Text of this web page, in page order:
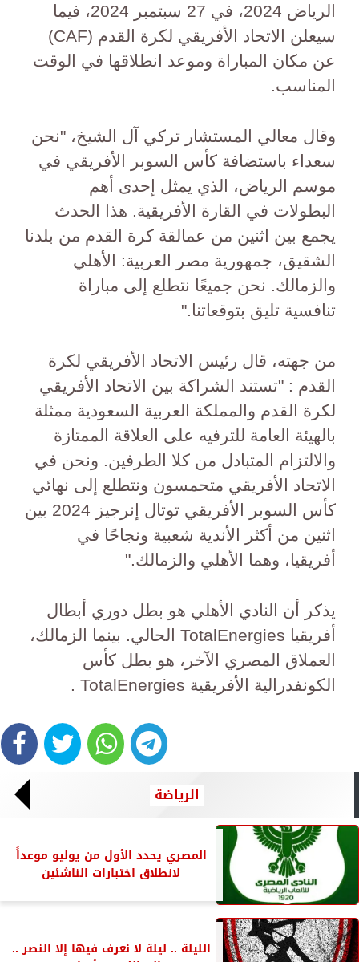
الرياض 2024، في 27 سبتمبر 2024، فيما
سيعلن الاتحاد الأفريقي لكرة القدم (CAF)
عن مكان المباراة وموعد انطلاقها في الوقت
المناسب.
وقال معالي المستشار تركي آل الشيخ، "نحن
سعداء باستضافة كأس السوبر الأفريقي في
موسم الرياض، الذي يمثل إحدى أهم
البطولات في القارة الأفريقية. هذا الحدث
يجمع بين اثنين من عمالقة كرة القدم من بلدنا
الشقيق، جمهورية مصر العربية: الأهلي
والزمالك. نحن جميعًا نتطلع إلى مباراة
تنافسية تليق بتوقعاتنا."
من جهته، قال رئيس الاتحاد الأفريقي لكرة
القدم : "تستند الشراكة بين الاتحاد الأفريقي
لكرة القدم والمملكة العربية السعودية ممثلة
بالهيئة العامة للترفيه على العلاقة الممتازة
والالتزام المتبادل من كلا الطرفين. ونحن في
الاتحاد الأفريقي متحمسون ونتطلع إلى نهائي
كأس السوبر الأفريقي توتال إنرجيز 2024 بين
اثنين من أكثر الأندية شعبية ونجاحًا في
أفريقيا، وهما الأهلي والزمالك."
يذكر أن النادي الأهلي هو بطل دوري أبطال
أفريقيا TotalEnergies الحالي. بينما الزمالك،
العملاق المصري الآخر، هو بطل كأس
الكونفدرالية الأفريقية TotalEnergies .
الرياضة
المصري يحدد الأول من يوليو موعداً
لانطلاق اختبارات الناشئين
الليلة .. ليلة لا نعرف فيها إلا النصر ..